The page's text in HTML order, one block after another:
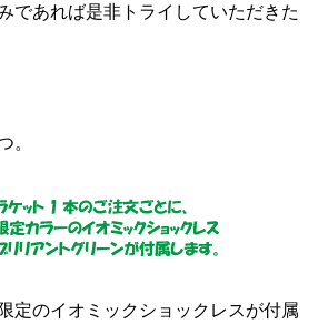
であれば是非トライしていただきた
。
定のイオミックショックレスが付属